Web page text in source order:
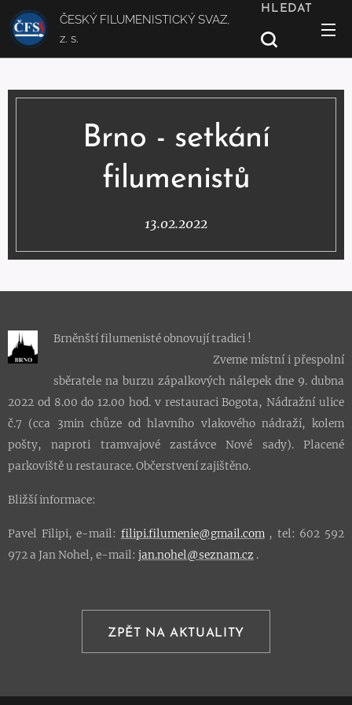
ČESKÝ FILUMENISTICKÝ SVAZ,
z. s.
HLEDAT
Brno - setkání
filumenistů
13.02.2022
Brněnští filumenisté obnovují tradici !
Zveme místní i přespolní
sběratele na burzu zápalkových nálepek dne 9. dubna
2022 od 8.00 do 12.00 hod. v restauraci Bogota, Nádražní ulice
č.7 (cca 3min chůze od hlavního vlakového nádraží, kolem
pošty, naproti tramvajové zastávce Nové sady). Placené
parkoviště u restaurace. Občerstvení zajištěno.
Bližší informace:
Pavel Filipi, e-mail: filipi.filumenie@gmail.com, tel: 602 592
972 a Jan Nohel, e-mail: jan.nohel@seznam.cz .
ZPĚT NA AKTUALITY